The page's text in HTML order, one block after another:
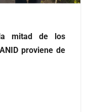
mitad de los
proviene de